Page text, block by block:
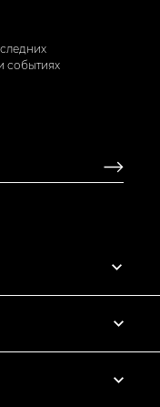
событиях